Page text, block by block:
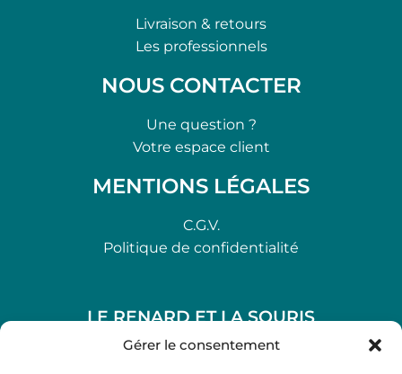
Gérer le consentement
Livraison & retours
Les professionnels
NOUS CONTACTER
Une question ?
Votre espace client
MENTIONS LÉGALES
C.G.V.
Politique de confidentialité
LE RENARD ET LA SOURIS
48, rue Maubec 33210 LANGON